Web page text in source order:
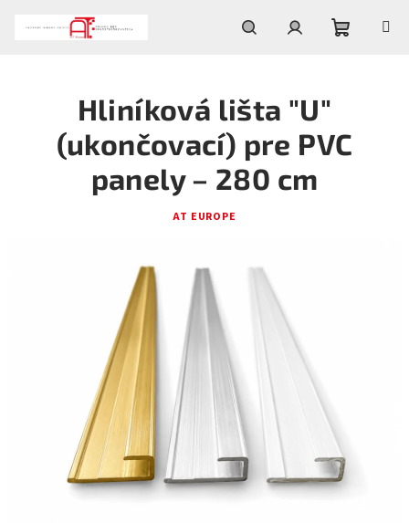
Hliníková lišta "U"
(ukončovací) pre PVC
panely – 280 cm
AT EUROPE